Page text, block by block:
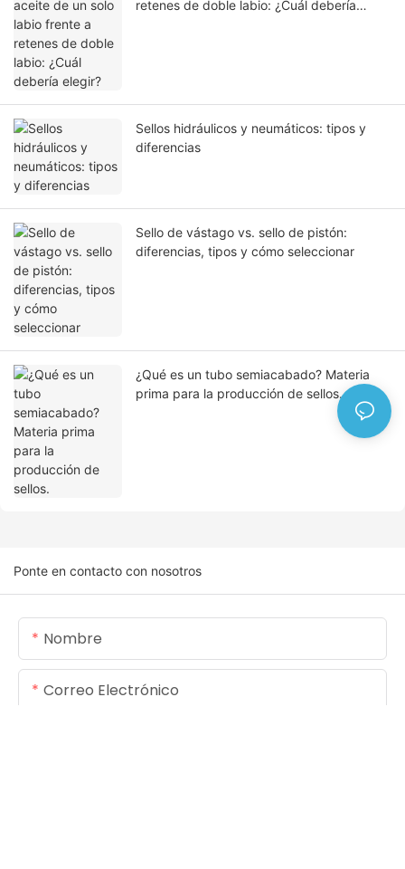
retenes de doble labio: ¿Cuál debería
Sellos hidráulicos y neumáticos: tipos y
diferencias
Sello de vástago vs. sello de pistón:
diferencias, tipos y cómo seleccionar
¿Qué es un tubo semiacabado? Materia
prima para la producción de sellos.
Ponte en contacto con nosotros
Nombre
Correo Electrónico